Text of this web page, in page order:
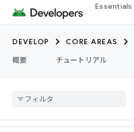
Essentials
DEVELOP CORE AREAS
概要
チュートリアル